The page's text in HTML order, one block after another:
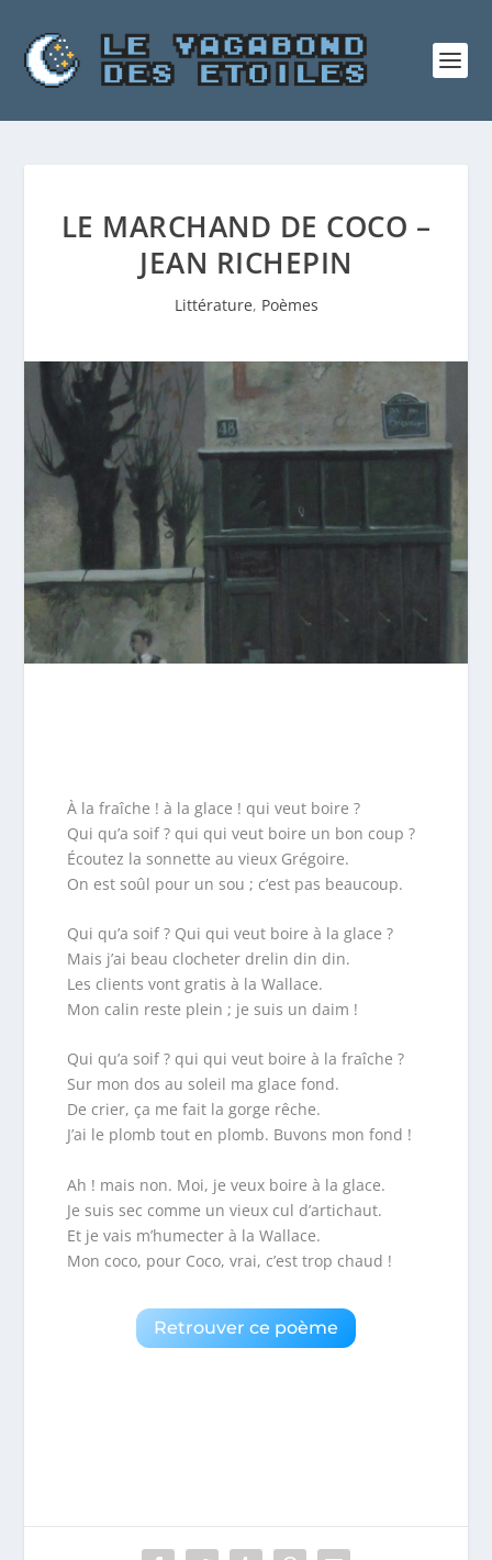
LE MARCHAND DE COCO –
JEAN RICHEPIN
Littérature, Poèmes
À la fraîche ! à la glace ! qui veut boire ?
Qui qu’a soif ? qui qui veut boire un bon coup ?
Écoutez la sonnette au vieux Grégoire.
On est soûl pour un sou ; c’est pas beaucoup.
Qui qu’a soif ? Qui qui veut boire à la glace ?
Mais j’ai beau clocheter drelin din din.
Les clients vont gratis à la Wallace.
Mon calin reste plein ; je suis un daim !
Qui qu’a soif ? qui qui veut boire à la fraîche ?
Sur mon dos au soleil ma glace fond.
De crier, ça me fait la gorge rêche.
J’ai le plomb tout en plomb. Buvons mon fond !
Ah ! mais non. Moi, je veux boire à la glace.
Je suis sec comme un vieux cul d’artichaut.
Et je vais m’humecter à la Wallace.
Mon coco, pour Coco, vrai, c’est trop chaud !
Retrouver ce poème